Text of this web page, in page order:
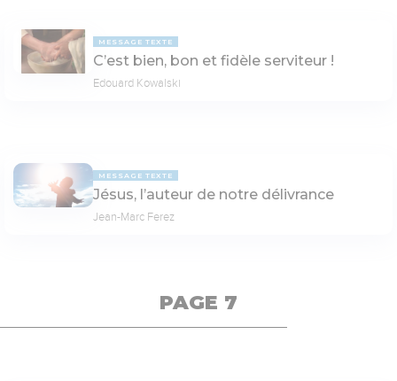
MESSAGE TEXTE
C’est bien, bon et fidèle serviteur !
Edouard Kowalski
MESSAGE TEXTE
Jésus, l’auteur de notre délivrance
Jean-Marc Ferez
PAGE 7